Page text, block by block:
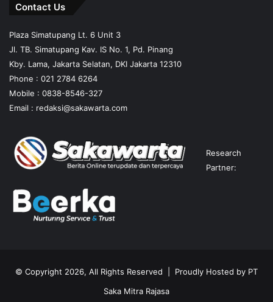
Contact Us
Plaza Simatupang Lt. 6 Unit 3
Jl. TB. Simatupang Kav. IS No. 1, Pd. Pinang
Kby. Lama, Jakarta Selatan, DKI Jakarta 12310
Phone : 021 2784 6264
Mobile : 0838-8546-327
Email : redaksi@sakawarta.com
Research
Partner:
© Copyright 2026, All Rights Reserved | Proudly Hosted by PT
Saka Mitra Rajasa